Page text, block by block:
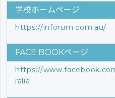
学校ホームページ
https://inforum.com.au/
FACE BOOKページ
https://
ralia